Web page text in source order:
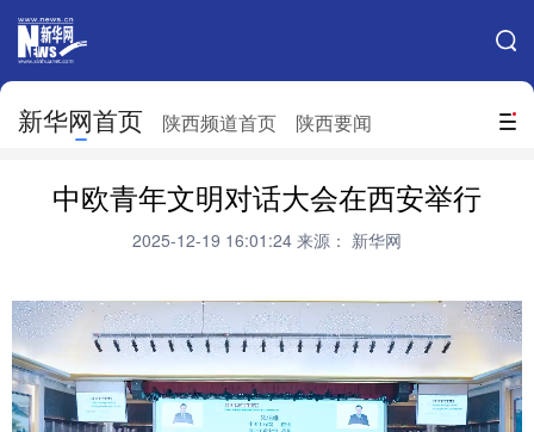
搜索
新华网首页 陕西频道首页 陕西要闻
网站地图
北京 天津 河北 山西
浙江 安徽 福建 江西
山东 河南 湖北 湖南
广东 广西 重庆
中欧青年文明对话大会在西安举行
2025-12-19 16:01:24 来源： 新华网